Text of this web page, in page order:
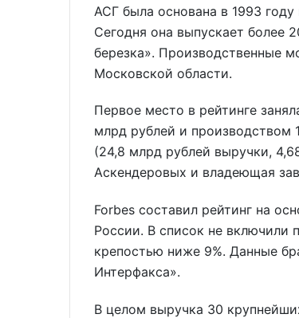
АСГ была основана в 1993
Сегодня она выпускает более
березка». Производственные
Московской области.
Первое место в рейтинге
млрд рублей и производством
(24,8 млрд рублей выручки,
Аскендеровых и владеющая
Forbes составил рейтинг на
России. В список не включили
крепостью ниже 9%. Данные
Интерфакса».
В целом выручка 30